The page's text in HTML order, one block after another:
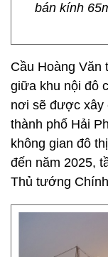
bán kính
Cầu Hoàng Văn
giữa khu nội đô
nơi sẽ được xây
thành phố Hải
không gian đô
đến năm 2025,
Thủ tướng